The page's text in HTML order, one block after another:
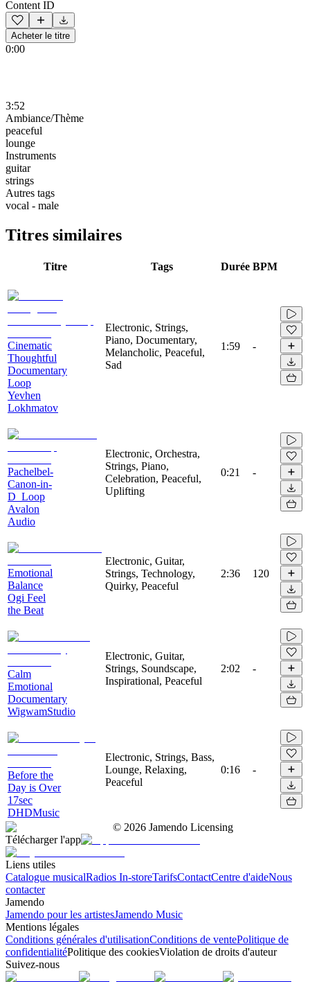
Content ID
Acheter le titre
0:00
3:52
Ambiance/Thème
peaceful
lounge
Instruments
guitar
strings
Autres tags
vocal - male
Titres similaires
Titre Tags Durée BPM
Cinematic
Thoughtful
Documentary
Loop
Yevhen
Lokhmatov
Electronic, Strings,
Piano, Documentary,
Melancholic, Peaceful,
Sad
1:59 -
Pachelbel-
Canon-in-
D_Loop
Avalon
Audio
Electronic, Orchestra,
Strings, Piano,
Celebration, Peaceful,
Uplifting
0:21 -
Emotional
Balance
Ogi Feel
the Beat
Electronic, Guitar,
Strings, Technology,
Quirky, Peaceful
2:36 120
Calm
Emotional
Documentary
WigwamStudio
Electronic, Guitar,
Strings, Soundscape,
Inspirational, Peaceful
2:02 -
Before the
Day is Over
17sec
DHDMusic
Electronic, Strings, Bass,
Lounge, Relaxing,
Peaceful
0:16 -
© 2026 Jamendo Licensing
Télécharger l'app
Liens utiles
Catalogue musicalRadios In-storeTarifsContactCentre d'aideNous
contacter
Jamendo
Jamendo pour les artistesJamendo Music
Mentions légales
Conditions générales d'utilisationConditions de ventePolitique de
confidentialitéPolitique des cookiesViolation de droits d'auteur
Suivez-nous